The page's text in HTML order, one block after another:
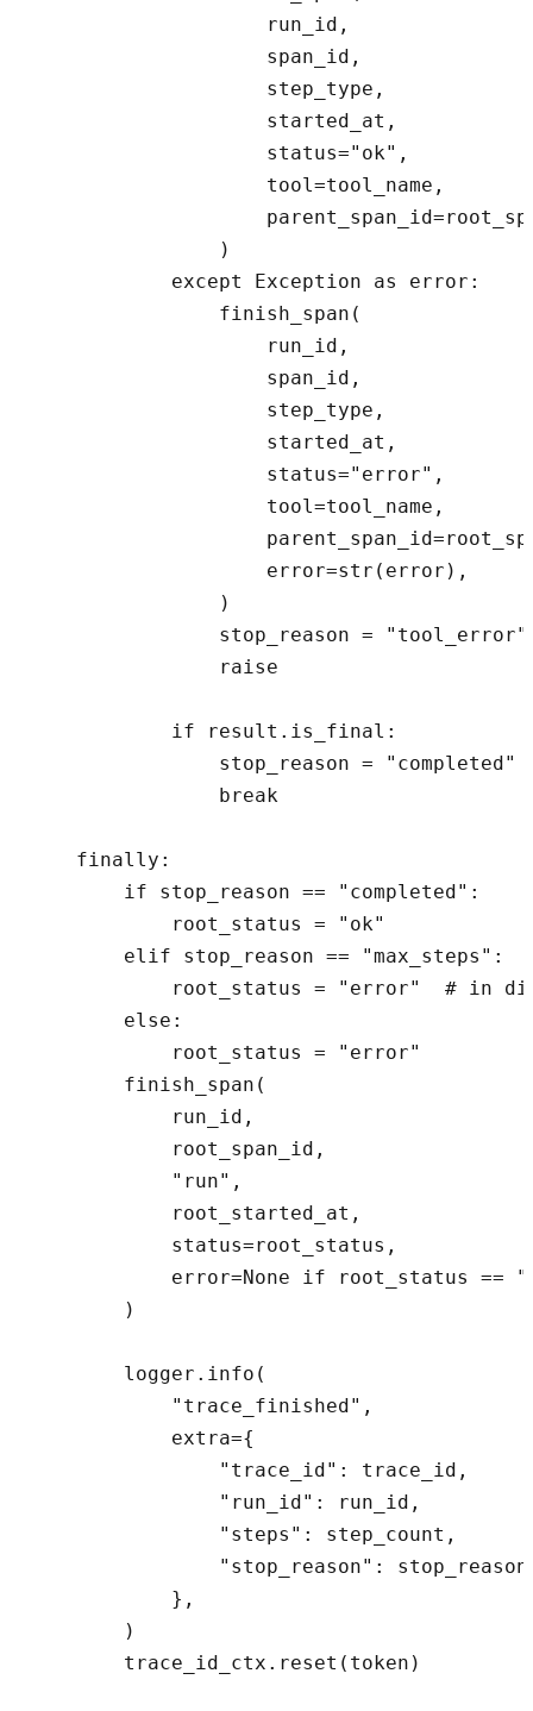
                    run_id,
                    span_id,
                    step_type,
                    started_at,
                    status="ok",
                    tool=tool_name,
                )
            except Exception as error:
                finish_span(
                    run_id,
                    span_id,
                    step_type,
                    started_at,
                    status="error",
                    tool=tool_name,
                    error=str(error),
                )
                stop_reason = "tool_error"
                raise
            if result.is_final:
                stop_reason = "completed"
                break
    finally:
        if stop_reason == "completed":
            root_status = "ok"
        elif stop_reason == "max_steps":
root_status = "error"  # in
        else:
            root_status = "error"
        finish_span(
            run_id,
            root_span_id,
            "run",
            root_started_at,
            status=root_status,
error=None if root_status ==
        )
        logger.info(
            "trace_finished",
            extra={
                "trace_id": trace_id,
                "run_id": run_id,
                "steps": step_count,
"stop_reason":
            },
        )